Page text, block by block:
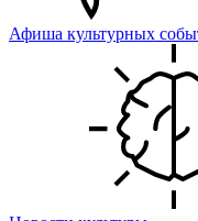
Афиша культурных